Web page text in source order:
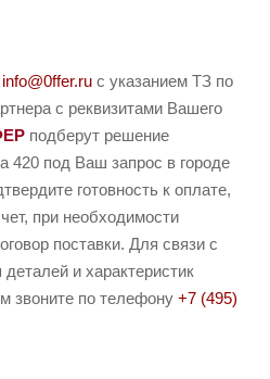
info@0ffer.ru с указанием ТЗ по
с реквизитами Вашего
подберут решение
420 под Ваш запрос в городе
готовность к оплате,
при необходимости
поставки. Для связи с
и характеристик
звоните по телефону +7 (495)